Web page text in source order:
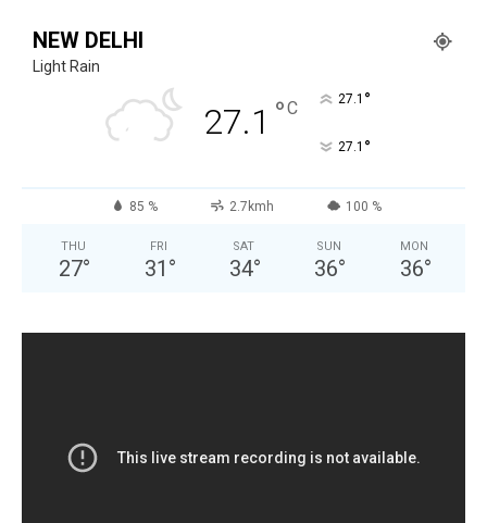
NEW DELHI
Light Rain
27.1 °C 27.1 °
27.1 °
85 % 2.7kmh 100 %
THU
27°
FRI
31 °
SAT
34°
SUN
36°
MON
36°